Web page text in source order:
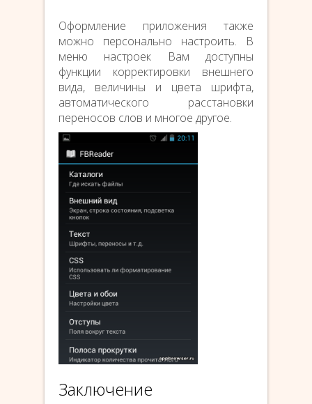
Оформление приложения также
можно персонально настроить. В
меню настроек Вам доступны
функции корректировки внешнего
вида, величины и цвета шрифта,
автоматического расстановки
переносов слов и многое другое.
Заключение